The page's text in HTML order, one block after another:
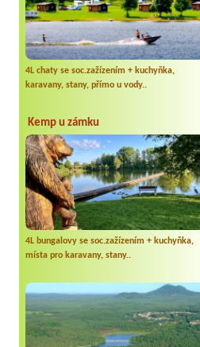
4L chaty se soc.zažízením + kuchyňka,
karavany, stany, přímo u vody..
Kemp u zámku
4L bungalovy se soc.zažízením + kuchyňka,
místa pro karavany, stany..